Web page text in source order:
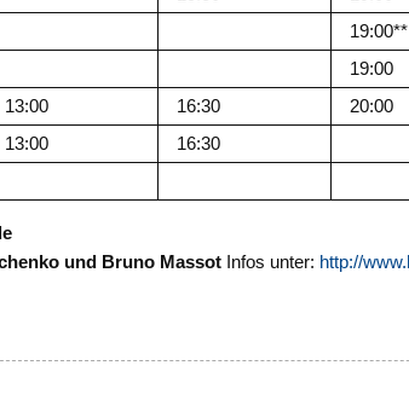
19:00**
19:00
13:00 16:30
20:00
13:00 16:30
und Bruno Massot Infos unter: http://